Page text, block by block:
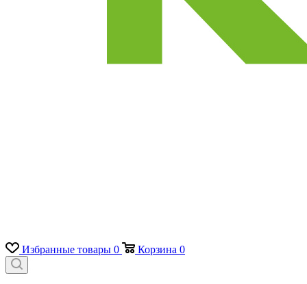
Избранные товары 0 Корзина 0